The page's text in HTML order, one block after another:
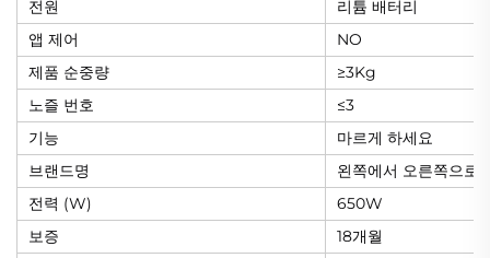
전원
리튬 배터리
앱 제어
NO
제품 순중량
≥3Kg
노즐 번호
≤3
기능
마르게 하세요
브랜드명
왼쪽에서 오른쪽으로
전력 (W)
650W
보증
18개월